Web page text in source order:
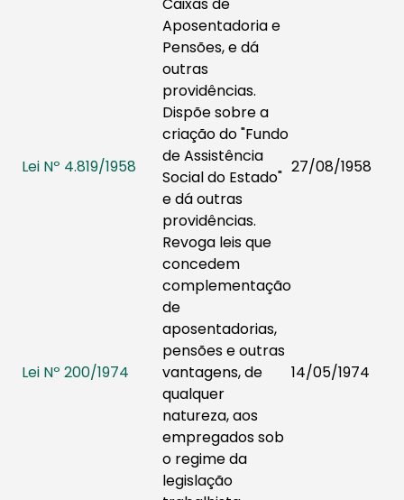
Aposentadoria e
Pensões, e dá
outras
providências.
Lei Nº 4.819/1958
Dispõe sobre a
criação do "Fundo
de Assistência
Social do Estado"
e dá outras
providências.
27/08/1958
Lei Nº 200/1974
Revoga leis que
concedem
complementação
de
aposentadorias,
pensões e outras
vantagens, de
qualquer
natureza, aos
empregados sob
o regime da
legislação
14/05/1974